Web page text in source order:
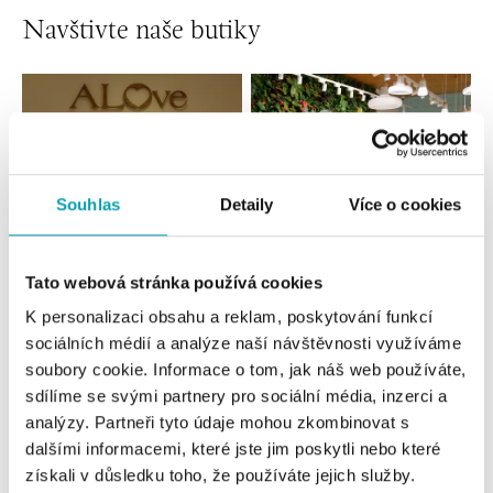
Souhlas Detaily Více o cookies
Tato webová stránka používá cookies
K personalizaci obsahu a reklam, poskytování funkcí
sociálních médií a analýze naší návštěvnosti využíváme
soubory cookie. Informace o tom, jak náš web používáte,
sdílíme se svými partnery pro sociální média, inzerci a
analýzy. Partneři tyto údaje mohou zkombinovat s
dalšími informacemi, které jste jim poskytli nebo které
získali v důsledku toho, že používáte jejich služby.
Navštivte naše butiky
Všechny Česko Slovensko
ALOve OC Nový Smíchov, Praha 5
Plzeňská 8, 150 00 Praha 5 - Anděl
tel.: +420736509250
dnes otevřeno od 09:00